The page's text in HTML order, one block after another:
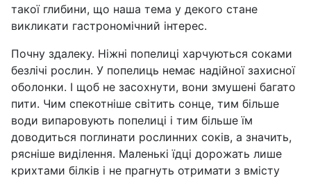
такої глибини, що наша тема у декого стане
викликати гастрономічний інтерес.
Почну здалеку. Ніжні попелиці харчуються соками
безлічі рослин. У попелиць немає надійної захисної
оболонки. І щоб не засохнути, вони змушені багато
пити. Чим спекотніше світить сонце, тим більше
води випаровують попелиці і тим більше їм
доводиться поглинати рослинних соків, а значить,
рясніше виділення. Маленькі їдці дорожать лише
крихтами білків і не прагнуть отримати з вмісту